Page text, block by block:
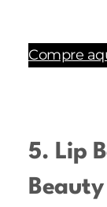
Compre
5. Lip
Beauty